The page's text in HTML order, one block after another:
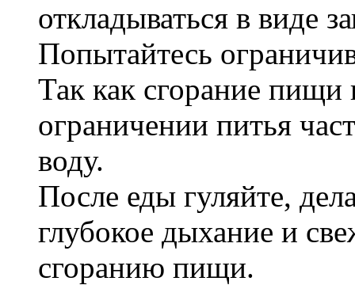
откладываться в виде
Попытайтесь
Так как сгорание
ограничении питья
воду.
После еды гуляйте,
глубокое дыхание и
сгоранию пищи.